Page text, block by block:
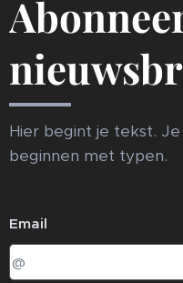
Hier begint je tekst.
beginnen met typen.
Email